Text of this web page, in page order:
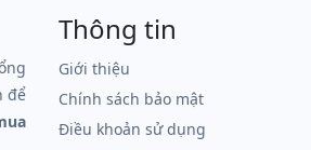
để
Thông tin
Giới thiệu
Chính sách bảo mật
Điều khoản sử dụng